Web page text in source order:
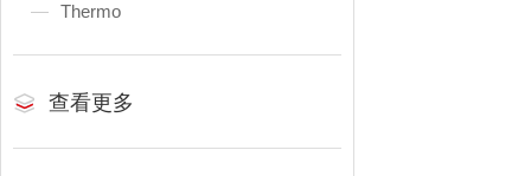
Thermo
查看更多